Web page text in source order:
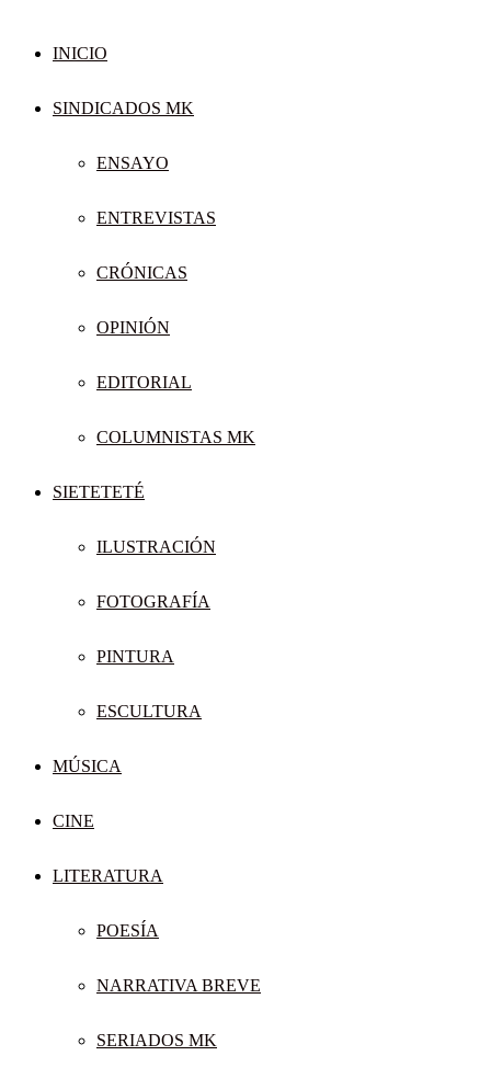
INICIO
SINDICADOS MK
ENSAYO
ENTREVISTAS
CRÓNICAS
OPINIÓN
EDITORIAL
COLUMNISTAS MK
SIETETETÉ
ILUSTRACIÓN
FOTOGRAFÍA
PINTURA
ESCULTURA
MÚSICA
CINE
LITERATURA
POESÍA
NARRATIVA BREVE
SERIADOS MK